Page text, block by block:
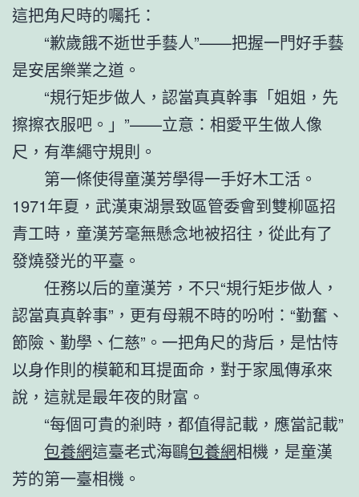
這把角尺時的囑托：
“歉歲餓不逝世手藝人”——把握一門好手藝
是安居樂業之道。
“規行矩步做人，認當真真幹事「姐姐，先
擦擦衣服吧。」”——立意：相愛平生做人像
尺，有準繩守規則。
第一條使得童漢芳學得一手好木工活。
1971年夏，武漢東湖景致區管委會到雙柳區招
青工時，童漢芳毫無懸念地被招往，從此有了
發燒發光的平臺。
任務以后的童漢芳，不只“規行矩步做人，
認當真真幹事”，更有母親不時的吩咐：“勤奮、
節險、勤學、仁慈”。一把角尺的背后，是怙恃
以身作則的模範和耳提面命，對于家風傳承來
說，這就是最年夜的財富。
“每個可貴的剎時，都值得記載，應當記載”
包養網這臺老式海鷗包養網相機，是童漢
芳的第一臺相機。